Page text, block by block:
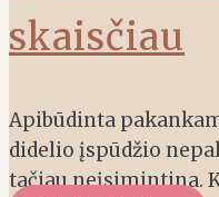
skaisčiau
Apibūdinta
didelio įspūdžio
tačiau neįsimintina.